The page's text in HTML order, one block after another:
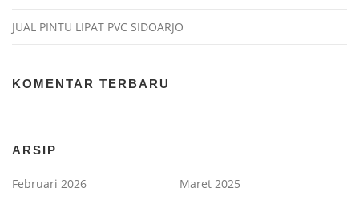
JUAL PINTU LIPAT PVC SIDOARJO
KOMENTAR TERBARU
ARSIP
Februari 2026 Maret 2025